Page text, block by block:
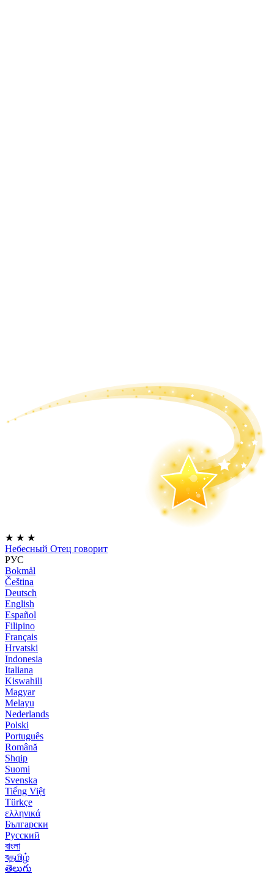
★ ★ ★
Небесный Отец говорит
РУС
Bokmål
Čeština
Deutsch
English
Español
Filipino
Français
Hrvatski
Indonesia
Italiana
Kiswahili
Magyar
Melayu
Nederlands
Polski
Português
Română
Shqip
Suomi
Svenska
Tiếng Việt
Türkçe
ελληνικά
Български
Русский
বাংলা
বதமிழ்
తెలుగు